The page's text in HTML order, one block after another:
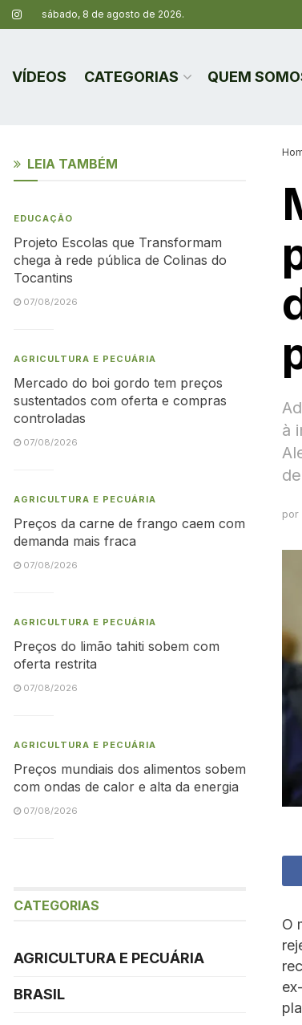
sábado, 8 de agosto de 2026.
VÍDEOS CATEGORIAS QUEM
à
por
O
LEIA TAMBÉM
EDUCAÇÃO
Projeto Escolas que Transformam
chega à rede pública de Colinas do
Tocantins
07/08/2026
AGRICULTURA E PECUÁRIA
Mercado do boi gordo tem preços
sustentados com oferta e compras
controladas
07/08/2026
AGRICULTURA E PECUÁRIA
Preços da carne de frango caem com
demanda mais fraca
07/08/2026
AGRICULTURA E PECUÁRIA
Preços do limão tahiti sobem com
oferta restrita
07/08/2026
AGRICULTURA E PECUÁRIA
Preços mundiais dos alimentos sobem
com ondas de calor e alta da energia
07/08/2026
CATEGORIAS
AGRICULTURA E PECUÁRIA
BRASIL